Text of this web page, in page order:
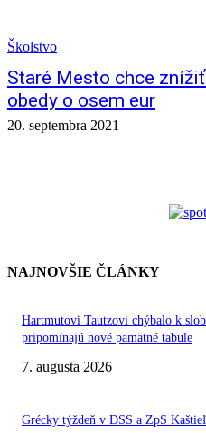
Školstvo
Staré Mesto chce
obedy o osem eur
20. septembra 2021
NAJNOVŠIE ČLÁNKY
Hartmutovi Tautzovi chýbalo k
pripomínajú nové pamätné tabule
7. augusta 2026
Grécky týždeň v DSS a ZpS